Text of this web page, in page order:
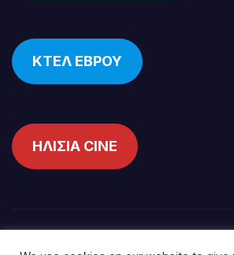
ΚΤΕΛ ΕΒΡΟΥ
ΗΛΙΣΙΑ CINE